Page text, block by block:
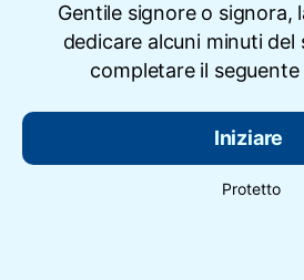
Gentile signore o signora,
dedicare alcuni minuti del
completare il
Iniziare
Protetto